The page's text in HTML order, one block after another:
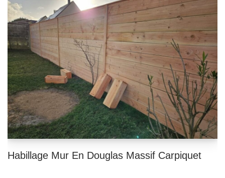
Habillage Mur En Douglas Massif Carpiquet